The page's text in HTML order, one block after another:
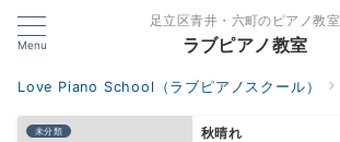
Menu
足立区青井・六町のピアノ教室
ラブピアノ教室
Love Piano School（ラブピアノスクール）
未分類 秋晴れ